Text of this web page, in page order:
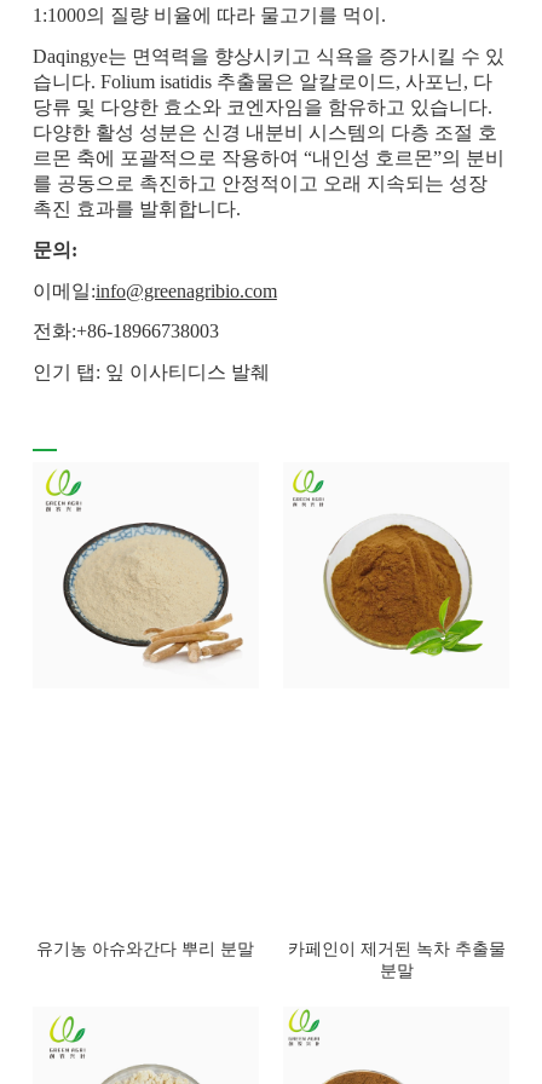
1:1000의 질량 비율에 따라 물고기를 먹이.
Daqingye는 면역력을 향상시키고 식욕을 증가시킬 수 있
습니다. Folium isatidis 추출물은 알칼로이드, 사포닌, 다
당류 및 다양한 효소와 코엔자임을 함유하고 있습니다.
다양한 활성 성분은 신경 내분비 시스템의 다층 조절 호
르몬 축에 포괄적으로 작용하여 “내인성 호르몬”의 분비
를 공동으로 촉진하고 안정적이고 오래 지속되는 성장
촉진 효과를 발휘합니다.
문의:
이메일:info@greenagribio.com
전화:+86-18966738003
인기 탭: 잎 이사티디스 발췌
유기농 아슈와간다 뿌리 분말
카페인이 제거된 녹차 추출물
분말